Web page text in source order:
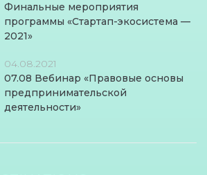
Финальные мероприятия
программы «Стартап-экосистема —
2021»
04.08.2021
07.08 Вебинар «Правовые основы
предпринимательской
деятельности»